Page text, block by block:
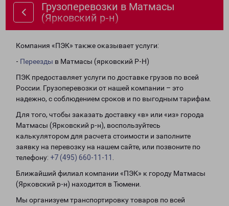
Грузоперевозки в Матмасы
(Ярковский р-н)
Компания «ПЭК» также оказывает услуги:
- Переезды в Матмасы (ярковский Р-Н)
ПЭК предоставляет услуги по доставке грузов по всей
России. Грузоперевозки от нашей компании – это
надежно, с соблюдением сроков и по выгодным тарифам.
Для того, чтобы заказать доставку «в» или «из» города
Матмасы (Ярковский р-н), воспользуйтесь
калькулятором для расчета стоимости и заполните
заявку на перевозку на нашем сайте, или позвоните по
телефону: +7 (495) 660-11-11
Ближайший филиал компании «ПЭК» к городу Матмасы
(Ярковский р-н) находится в Тюмени.
Мы организуем транспортировку товаров по всей